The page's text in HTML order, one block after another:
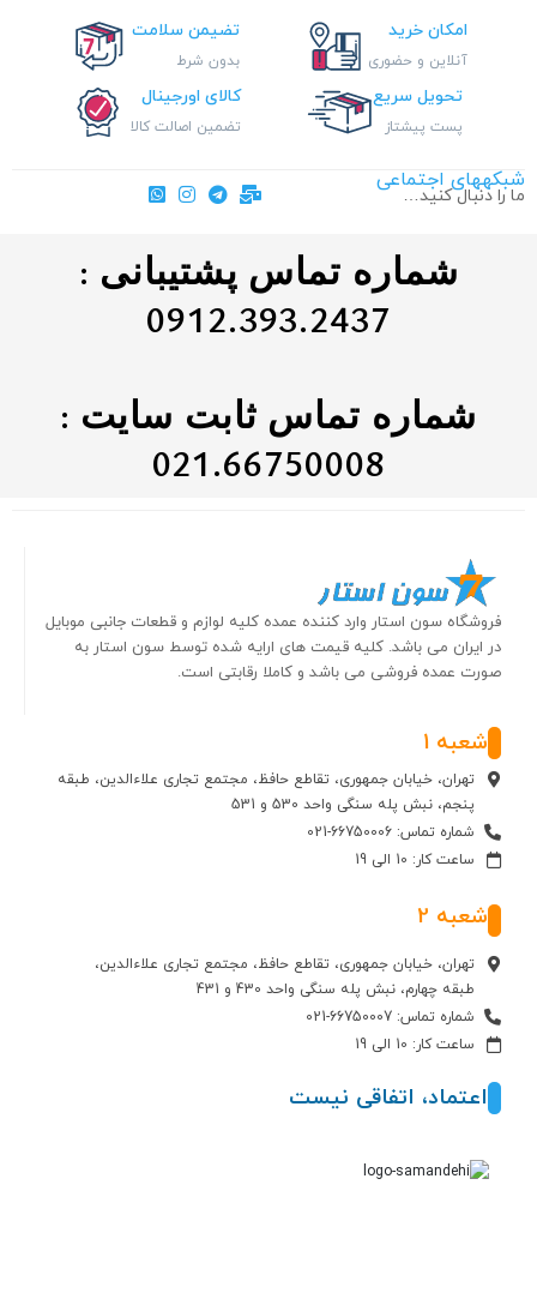
امکان خرید
آنلاین و حضوری
تضیمن سلامت
بدون شرط
تحویل سریع
پست پیشتاز
کالای اورجینال
تضمین اصالت کالا
شبکههای اجتماعی
ما را دنبال کنید…
شماره تماس پشتیبانی :
0912.393.2437
شماره تماس ثابت سایت :
021.66750008
فروشگاه سون استار وارد کننده عمده کلیه لوازم و قطعات جانبی موبایل
در ایران می باشد. کلیه قیمت های ارایه شده توسط سون استار به
صورت عمده فروشی می باشد و کاملا رقابتی است.
شعبه 1
تهران، خیابان جمهوری، تقاطع حافظ، مجتمع تجاری علاءالدین، طبقه
پنجم، نبش پله سنگی واحد 530 و 531
شماره تماس: 66750006-021
ساعت کار: 10 الی 19
شعبه 2
تهران، خیابان جمهوری، تقاطع حافظ، مجتمع تجاری علاءالدین،
طبقه چهارم، نبش پله سنگی واحد 430 و 431
شماره تماس: 66750007-021
ساعت کار: 10 الی 19
اعتماد، اتفاقی نیست